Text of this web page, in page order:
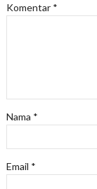
Komentar *
Nama *
Email *